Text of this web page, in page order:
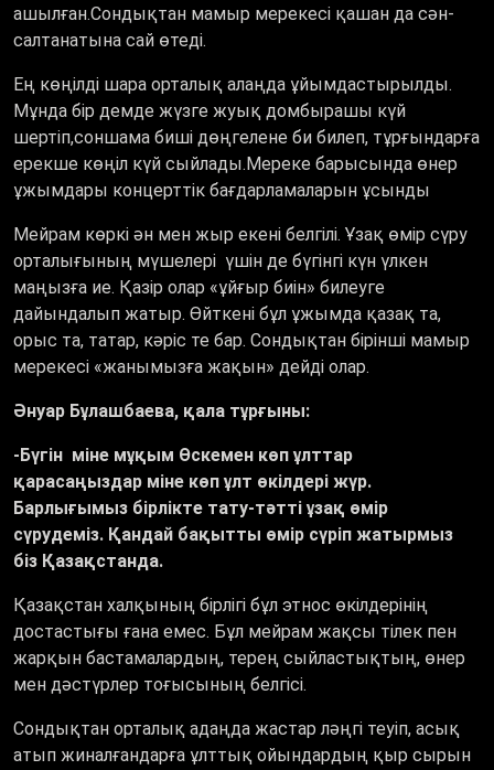
ашылған.Сондықтан мамыр мерекесі қашан да сән-
салтанатына сай өтеді.
Ең көңілді шара орталық алаңда ұйымдастырылды.
Мұнда бір демде жүзге жуық домбырашы күй
шертіп,соншама биші дөңгелене би билеп, тұрғындарға
ерекше көңіл күй сыйлады.Мереке барысында өнер
ұжымдары концерттік бағдарламаларын ұсынды
Мейрам көркі ән мен жыр екені белгілі. Ұзақ өмір сүру
орталығының мүшелері үшін де бүгінгі күн үлкен
маңызға ие. Қазір олар «ұйғыр биін» билеуге
дайындалып жатыр. Өйткені бұл ұжымда қазақ та,
орыс та, татар, кәріс те бар. Сондықтан бірінші мамыр
мерекесі «жанымызға жақын» дейді олар.
Әнуар Бұлашбаева, қала тұрғыны:
-Бүгін міне мұқым Өскемен көп ұлттар
қарасаңыздар міне көп ұлт өкілдері жүр.
Барлығымыз бірлікте тату-тәтті ұзақ өмір
сүрудеміз. Қандай бақытты өмір сүріп жатырмыз
біз Қазақстанда.
Қазақстан халқының бірлігі бұл этнос өкілдерінің
достастығы ғана емес. Бұл мейрам жақсы тілек пен
жарқын бастамалардың, терең сыйластықтың, өнер
мен дәстүрлер тоғысының белгісі.
Сондықтан орталық адаңда жастар ләңгі теуіп, асық
атып жиналғандарға ұлттық ойындардың қыр сырын